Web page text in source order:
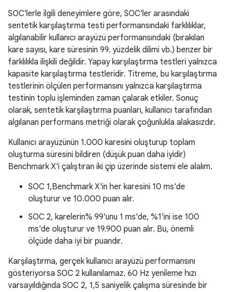
SOC'lerle ilgili deneyimlere göre, SOC'ler arasındaki
sentetik karşılaştırma testi performansındaki farklılıklar,
algılanabilir kullanıcı arayüzü performansındaki (bırakılan
kare sayısı, kare süresinin 99. yüzdelik dilimi vb.) benzer bir
farklılıkla ilişkili değildir. Yapay karşılaştırma testleri yalnızca
kapasite karşılaştırma testleridir. Titreme, bu karşılaştırma
testlerinin ölçülen performansını yalnızca karşılaştırma
testinin toplu işleminden zaman çalarak etkiler. Sonuç
olarak, sentetik karşılaştırma puanları, kullanıcı tarafından
algılanan performans metriği olarak çoğunlukla alakasızdır.
Kullanıcı arayüzünün 1.000 karesini oluşturup toplam
oluşturma süresini bildiren (düşük puan daha iyidir)
Benchmark X'i çalıştıran iki çip üzerinde sistemi ele alalım.
SOC 1,Benchmark X'in her karesini 10 ms'de
oluşturur ve 10.000 puan alır.
SOC 2, karelerin% 99'unu 1 ms'de, %1'ini ise 100
ms'de oluşturur ve 19.900 puan alır. Bu, önemli
ölçüde daha iyi bir puandır.
Karşılaştırma, gerçek kullanıcı arayüzü performansını
gösteriyorsa SOC 2 kullanılamaz. 60 Hz yenileme hızı
varsayıldığında SOC 2, 1,5 saniyelik çalışma süresinde bir